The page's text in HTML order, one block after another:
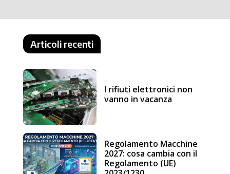
Articoli recenti
I rifiuti elettronici non
vanno in vacanza
Regolamento Macchine
2027: cosa cambia con il
Regolamento (UE)